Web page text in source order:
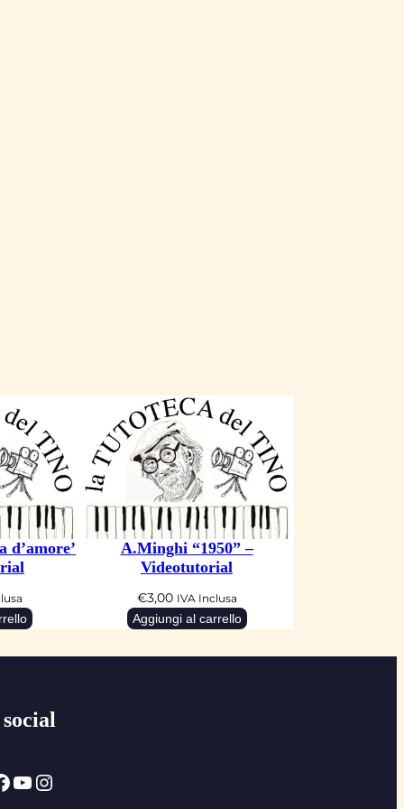
d’amore’
A.Minghi “1950” –
Videotutorial
€3,00 IVA Inclusa
Aggiungi al carrello
YouTube Instagram